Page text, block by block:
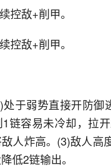
控敌+削甲。
控敌+削甲。
于弱势直接开防
链容易未冷却，拉
人炸高。(3)敌人高
低2链输出。